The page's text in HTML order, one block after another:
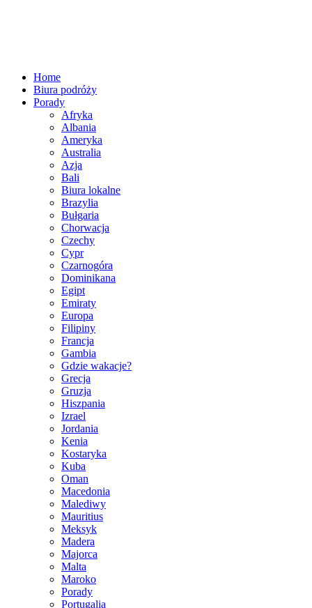
Home
Biura podróży
Porady
Afryka
Albania
Ameryka
Australia
Azja
Bali
Biura lokalne
Brazylia
Bułgaria
Chorwacja
Czechy
Cypr
Czarnogóra
Dominikana
Egipt
Emiraty
Europa
Filipiny
Francja
Gambia
Gdzie wakacje?
Grecja
Gruzja
Hiszpania
Izrael
Jordania
Kenia
Kostaryka
Kuba
Oman
Macedonia
Malediwy
Mauritius
Meksyk
Madera
Majorca
Malta
Maroko
Porady
Portugalia